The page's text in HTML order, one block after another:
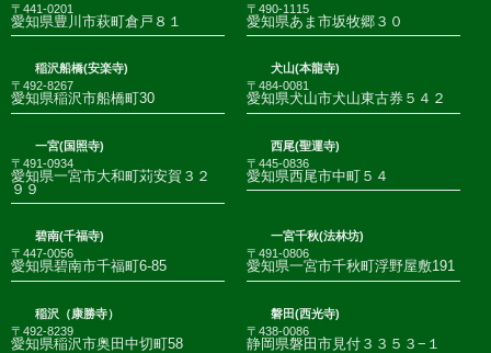
〒441-0201
愛知県豊川市萩町倉戸８１
〒490-1115
愛知県あま市坂牧郷３０
稲沢船橋(安楽寺)
〒492-8267
愛知県稲沢市船橋町30
犬山(本龍寺)
〒484-0081
愛知県犬山市犬山東古券５４２
一宮(国照寺)
〒491-0934
愛知県一宮市大和町苅安賀３２
９９
西尾(聖運寺)
〒445-0836
愛知県西尾市中町５４
碧南(千福寺)
〒447-0056
愛知県碧南市千福町6-85
一宮千秋(法林坊)
〒491-0806
愛知県一宮市千秋町浮野屋敷191
稲沢（康勝寺）
〒492-8239
愛知県稲沢市奥田中切町58
磐田(西光寺)
〒438-0086
静岡県磐田市見付３３５３−１